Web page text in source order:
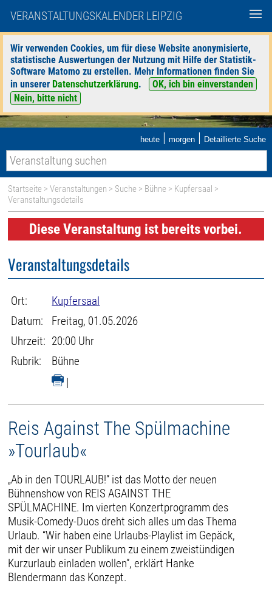
VERANSTALTUNGSKALENDER LEIPZIG
Wir verwenden Cookies, um für diese Website anonymisierte,
statistische Auswertungen der Nutzung mit Hilfe der Statistik-
Software Matomo zu erstellen. Mehr Informationen finden Sie
in unserer Datenschutzerklärung.
OK, ich bin einverstanden
Nein, bitte nicht
heute | morgen | Detaillierte Suche
Startseite >Veranstaltungen > Suche > Bühne > Kupfersaal >
Veranstaltungsdetails
Diese Veranstaltung ist bereits vorbei.
Veranstaltungsdetails
Ort:
Kupfersaal
Datum:
Freitag, 01.05.2026
Uhrzeit: 20:00 Uhr
Rubrik:
Bühne
|
Reis Against The Spülmachine
»Tourlaub«
„Ab in den TOURLAUB!” ist das Motto der neuen
Bühnenshow von REIS AGAINST THE
SPÜLMACHINE. Im vierten Konzertprogramm des
Musik-Comedy-Duos dreht sich alles um das Thema
Urlaub. “Wir haben eine Urlaubs-Playlist im Gepäck,
mit der wir unser Publikum zu einem zweistündigen
Kurzurlaub einladen wollen”, erklärt Hanke
Blendermann das Konzept.